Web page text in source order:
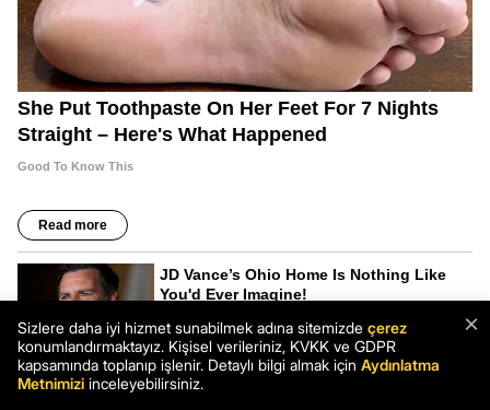
×
Sizlere daha iyi hizmet sunabilmek adına sitemizde çerez
konumlandırmaktayız. Kişisel verileriniz, KVKK ve GDPR
kapsamında toplanıp işlenir. Detaylı bilgi almak için Aydınlatma
Metnimizi inceleyebilirsiniz.